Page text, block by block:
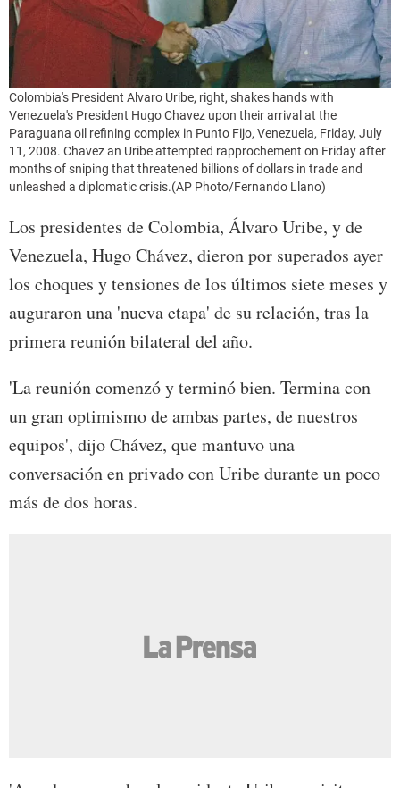
Colombia's President Alvaro Uribe, right, shakes hands with
Venezuela's President Hugo Chavez upon their arrival at the
Paraguana oil refining complex in Punto Fijo, Venezuela, Friday, July
11, 2008. Chavez an Uribe attempted rapprochement on Friday after
months of sniping that threatened billions of dollars in trade and
unleashed a diplomatic crisis.(AP Photo/Fernando Llano)
Los presidentes de Colombia, Álvaro Uribe, y de
Venezuela, Hugo Chávez, dieron por superados ayer
los choques y tensiones de los últimos siete meses y
auguraron una 'nueva etapa' de su relación, tras la
primera reunión bilateral del año.
'La reunión comenzó y terminó bien. Termina con
un gran optimismo de ambas partes, de nuestros
equipos', dijo Chávez, que mantuvo una
conversación en privado con Uribe durante un poco
más de dos horas.